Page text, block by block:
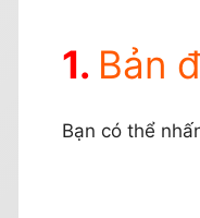
Bản
Bạn có thể